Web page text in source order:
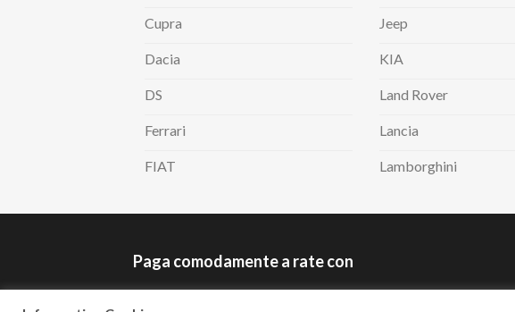
Cupra
Dacia
DS
Ferrari
FIAT
Jeep
KIA
Land Rover
Lancia
Lamborghini
Paga comodamente a rate con